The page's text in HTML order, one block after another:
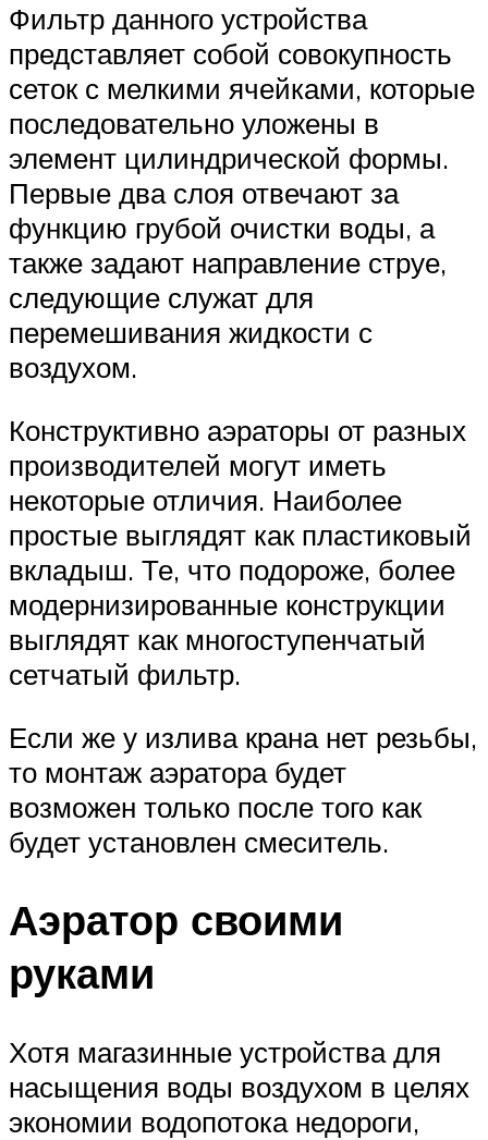
Фильтр данного устройства
представляет собой совокупность
сеток с мелкими ячейками, которые
последовательно уложены в
элемент цилиндрической формы.
Первые два слоя отвечают за
функцию грубой очистки воды, а
также задают направление струе,
следующие служат для
перемешивания жидкости с
воздухом.
Конструктивно аэраторы от разных
производителей могут иметь
некоторые отличия. Наиболее
простые выглядят как пластиковый
вкладыш. Те, что подороже, более
модернизированные конструкции
выглядят как многоступенчатый
сетчатый фильтр.
Если же у излива крана нет резьбы,
то монтаж аэратора будет
возможен только после того как
будет установлен смеситель.
Аэратор своими
руками
Хотя магазинные устройства для
насыщения воды воздухом в целях
экономии водопотока недороги,